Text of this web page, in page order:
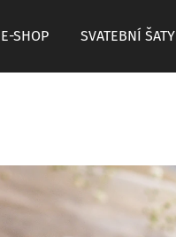
E-SHOP SVATEBNÍ ŠATY